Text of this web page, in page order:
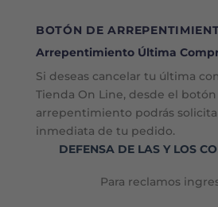
BOTÓN DE
Arrepentimiento Última
Si deseas cancelar tu última
Tienda On Line, desde el
arrepentimiento podrás
inmediata de tu pedido.
DEFENSA DE LAS Y LOS
Para reclamos